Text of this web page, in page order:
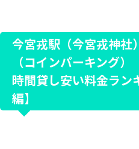
今宮戎駅（今宮戎神社
（コインパーキング）
時間貸し安い料金ラン
編】